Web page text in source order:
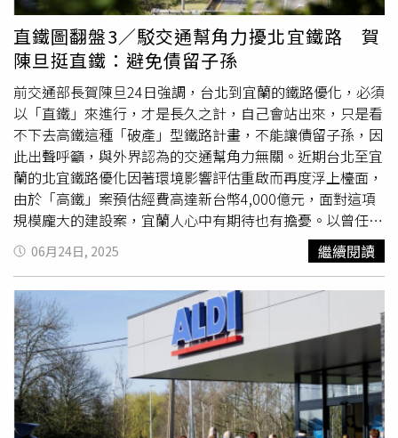
共同開發、解決問題。文資委員劉宗德表示，幾次送審修正
計畫皆未辦當地居民說明會，雖然法規沒問題，但應先向居
民說明修正案再送審；委員詹添全也建議，事務所提出的修
復再利用涉及建築結構，應先顧及結構安全，再討論玻璃亭
涉及文資問題。最後有15位委員投票，4人同意、11人不同
意，未通過修復及再利用計畫。故宮表示，後續將依據文資
審議會議結論，再與建築規畫團隊重新檢討並修正後續設計
方案，廣納各界意見凝聚共識後，再次提報台北市政府文化
局審議。
直鐵圖翻盤3／駁交通幫角力擾北宜鐵路 賀
陳旦挺直鐵：避免債留子孫
前交通部長賀陳旦24日強調，台北到宜蘭的鐵路優化，必須
以「直鐵」來進行，才是長久之計，自己會站出來，只是看
不下去高鐵這種「破產」型鐵路計畫，不能讓債留子孫，因
此出聲呼籲，與外界認為的交通幫角力無關。近期台北至宜
蘭的北宜鐵路優化因著環境影響評估重啟而再度浮上檯面，
由於「高鐵」案預估經費高達新台幣4,000億元，面對這項
規模龐大的建設案，宜蘭人心中有期待也有擔憂。以曾任議
長的縣議員陳文昌等在地者說，高鐵能帶來地方產業與就業
機會，改變長年邊緣化的處境；反對者則擔心，家園的純樸
景致與農地資源將因此遭受破壞，一旦高鐵興建，區域內部
的發展模式與生活節奏勢必受到影響，也讓國家軌道政策如
何和地方居民需求取得平衡，成為難解課題。前交通部長賀
陳旦（圖）強調北宜「直鐵」是較佳方案，無關背後工程角
力。（圖／報系資料庫）因著過去的交通專業，賀陳旦研究
北宜高鐵環評表現後直言，北宜鐵路若採高鐵運行，會有
55％效益來自產業外溢效果、21％來自土地利用效益，反
而真正造成的交通改善效益僅佔約2成，既然建設主要目的
06月24日, 2025 繼續閱讀